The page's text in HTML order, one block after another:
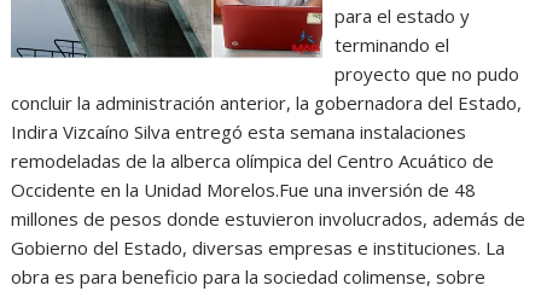
para el estado y
terminando el
proyecto que no pudo
concluir la administración anterior, la gobernadora del Estado,
Indira Vizcaíno Silva entregó esta semana instalaciones
remodeladas de la alberca olímpica del Centro Acuático de
Occidente en la Unidad Morelos.Fue una inversión de 48
millones de pesos donde estuvieron involucrados, además de
Gobierno del Estado, diversas empresas e instituciones. La
obra es para beneficio para la sociedad colimense, sobre